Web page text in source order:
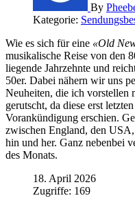
By
Kategorie:
Wie es sich für eine «Old
musikalische Reise von den
liegende Jahrzehnte und
50er. Dabei nähern wir uns
Neuheiten, die ich vorstellen
gerutscht, da diese erst
Vorankündigung erschien.
zwischen England, den
hin und her. Ganz nebenbei
des Monats.
18. April 2026
Zugriffe: 169